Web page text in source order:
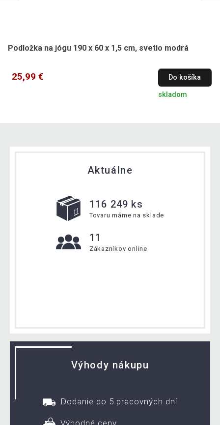
Podložka na jógu 190 x 60 x 1,5 cm, svetlo modrá
25,99 € Do košíka
skladom
Aktuálne
116 249 ks
Tovaru máme na sklade
11
Zákazníkov online
Výhody nákupu
Dodanie do 5 pracovných dní